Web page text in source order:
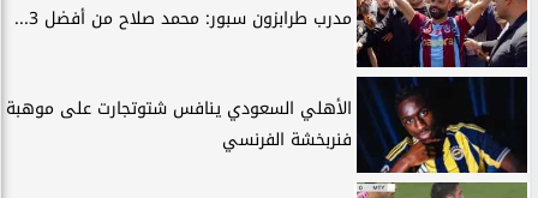
مدرب طرابزون سبور: محمد صلاح من أفضل 3...
الأهلي السعودي ينافس شتوتجارت على موهبة
فنربخشة الفرنسي